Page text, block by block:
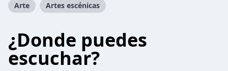
Arte Artes escénicas
¿Donde puedes
escuchar?